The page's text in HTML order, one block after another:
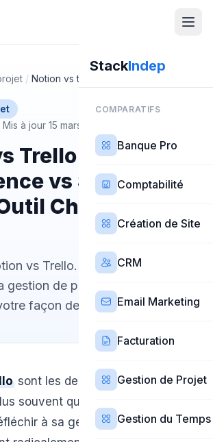
StackIndep
COMPARATIFS
Banque Pro
Comptabilité
Création de Site
CRM
Email Marketing
Facturation
Gestion de Projet
Gestion du Temps
/ Notion vs trello
Mis à jour 15 mars 2026
Trello :
vs Simplicité
Choisir en
vs Trello. Deux approches
gestion de projet : lequel
façon de travailler ?
sont les deux outils qui
souvent quand un freelance
à sa gestion de projet. Et